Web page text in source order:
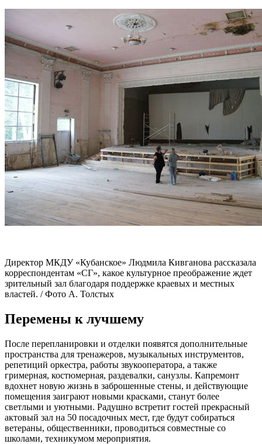
Директор МКДУ «Кубанское» Людмила Кивганова рассказала
корреспондентам «СГ», какое культурное преображение ждет
зрительный зал благодаря поддержке краевых и местных
властей. / Фото А. Толстых
Перемены к лучшему
После перепланировки и отделки появятся дополнительные
пространства для тренажеров, музыкальных инструментов,
репетиций оркестра, работы звукооператора, а также
гримерная, костюмерная, раздевалки, санузлы. Капремонт
вдохнет новую жизнь в заброшенные стены, и действующие
помещения заиграют новыми красками, станут более
светлыми и уютными. Радушно встретит гостей прекрасный
актовый зал на 50 посадочных мест, где будут собираться
ветераны, общественники, проводиться совместные со
школами, техникумом мероприятия.